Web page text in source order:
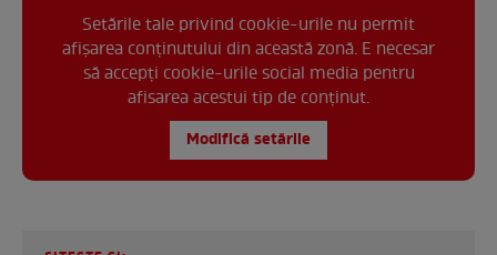
Setările tale privind cookie-urile nu permit
afișarea conținutului din această zonă. E necesar
să accepți cookie-urile social media pentru
afisarea acestui tip de conținut.
Modifică setările